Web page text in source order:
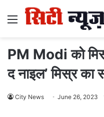
Menu
PM Modi को
द नाइल’ मिस्र का
City News June 26, 2023